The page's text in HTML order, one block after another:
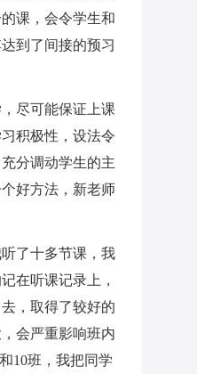
课，会令学生和
到了间接的预习
尽可能保证上课
积极性，设法令
分调动学生的主
好方法，新老师
了十多节课，我
在听课记录上，
，取得了较好的
会严重影响班内
10班，我把同学